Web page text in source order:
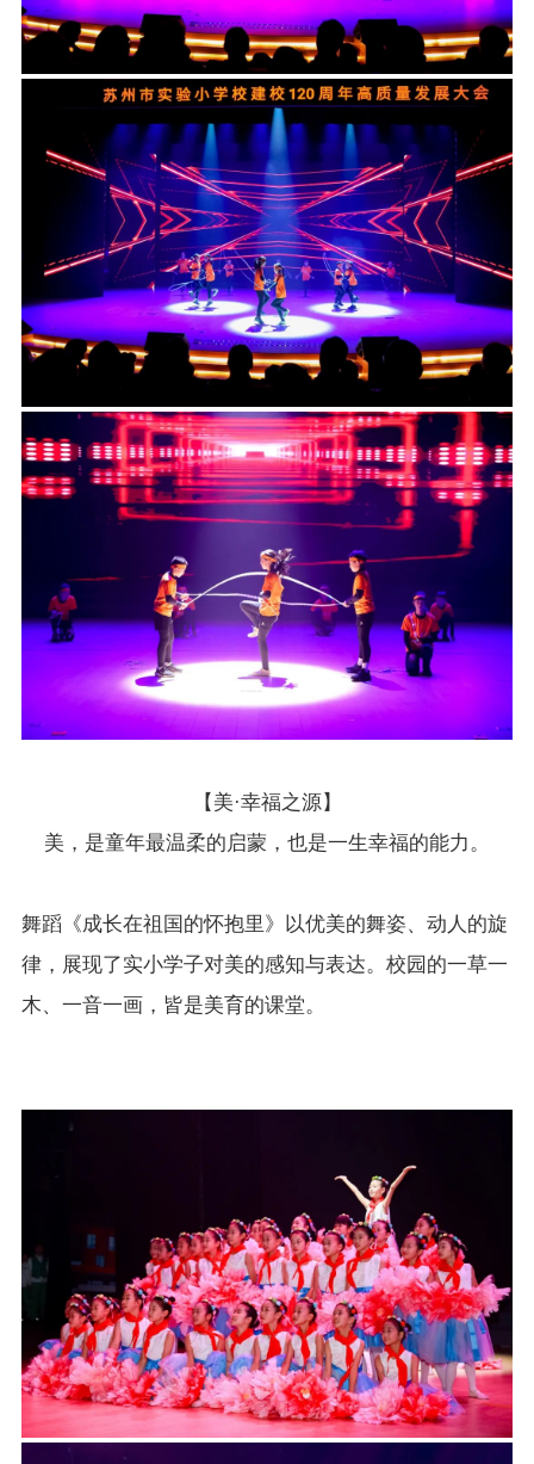
【美·幸福之源】
美，是童年最温柔的启蒙，也是一生幸福的能力。
舞蹈《成长在祖国的怀抱里》以优美的舞姿、动人的旋
律，展现了实小学子对美的感知与表达。校园的一草一
木、一音一画，皆是美育的课堂。